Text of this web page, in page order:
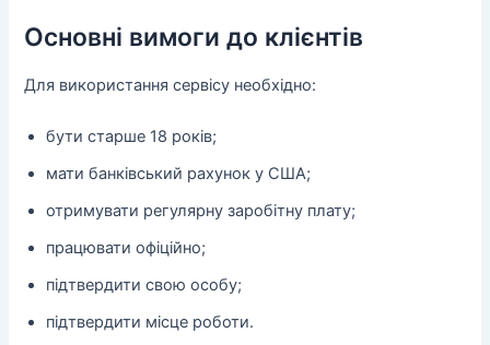
Основні вимоги до клієнтів
Для використання сервісу необхідно:
бути старше 18 років;
мати банківський рахунок у США;
отримувати регулярну заробітну плату;
працювати офіційно;
підтвердити свою особу;
підтвердити місце роботи.